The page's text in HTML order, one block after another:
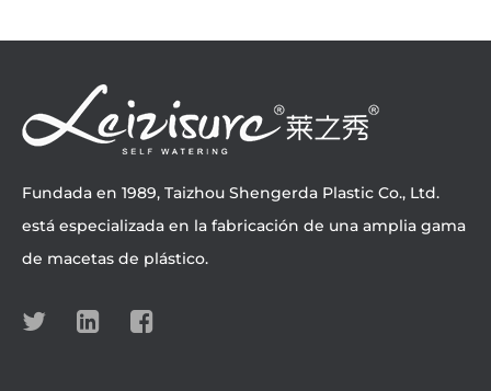
Fundada en 1989, Taizhou Shengerda Plastic Co., Ltd.
está especializada en la fabricación de una amplia gama
de macetas de plástico.